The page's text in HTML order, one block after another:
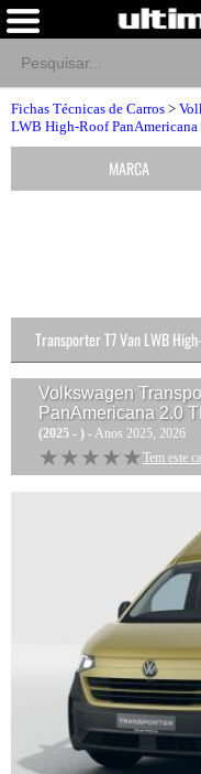
Fichas Técnicas de Carros >
LWB High-Roof PanAmericana
Volkswagen
PanAmericana 2.0
(2025 - ) - Anos 2025, 2026
★★★★★
★★★★★ Tem este
MARCA
Transporter T7 Van LWB
PanAmericana Versões